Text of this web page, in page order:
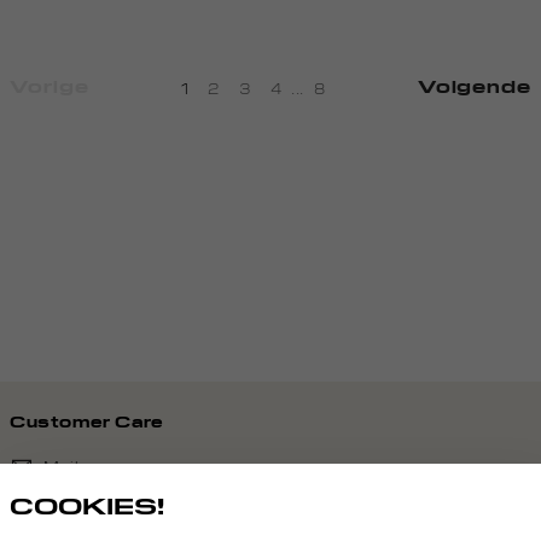
1 2 3 4 ... 8 Volgende
Customer Care
Mail ons
COOKIES!